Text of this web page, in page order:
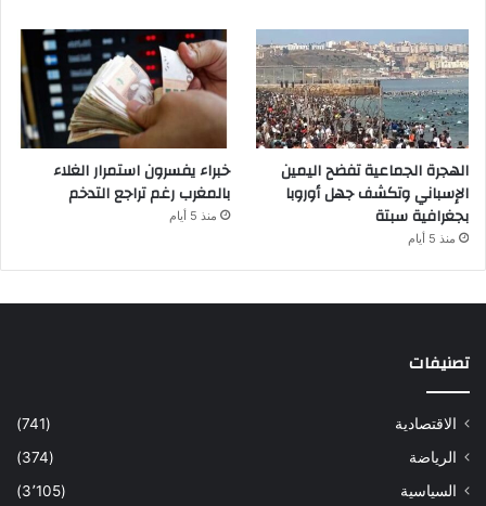
الهجرة الجماعية تفضح اليمين
الإسباني وتكشف جهل أوروبا
بجغرافية سبتة
منذ 5 أيام
خبراء يفسرون استمرار الغلاء
بالمغرب رغم تراجع التدخم
منذ 5 أيام
تصنيفات
الاقتصادية
(741)
الرياضة
(374)
السياسية
(3٬105)